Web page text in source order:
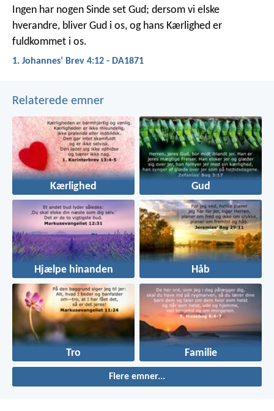
Ingen har nogen Sinde set Gud; dersom vi elske
hverandre, bliver Gud i os, og hans Kærlighed er
fuldkommet i os.
1. Johannesʼ Brev 4:12 - DA1871
Relaterede emner
Kærlighed Gud
Hjælpe hinanden Håb
Tro Familie
Flere emner...